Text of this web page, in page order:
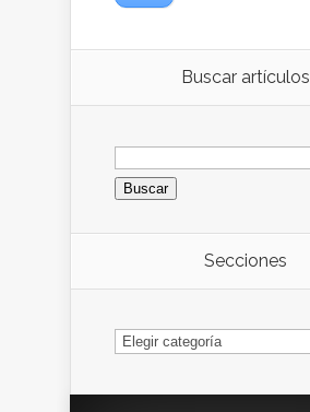
Buscar artículos
Buscar:
Secciones
Secciones